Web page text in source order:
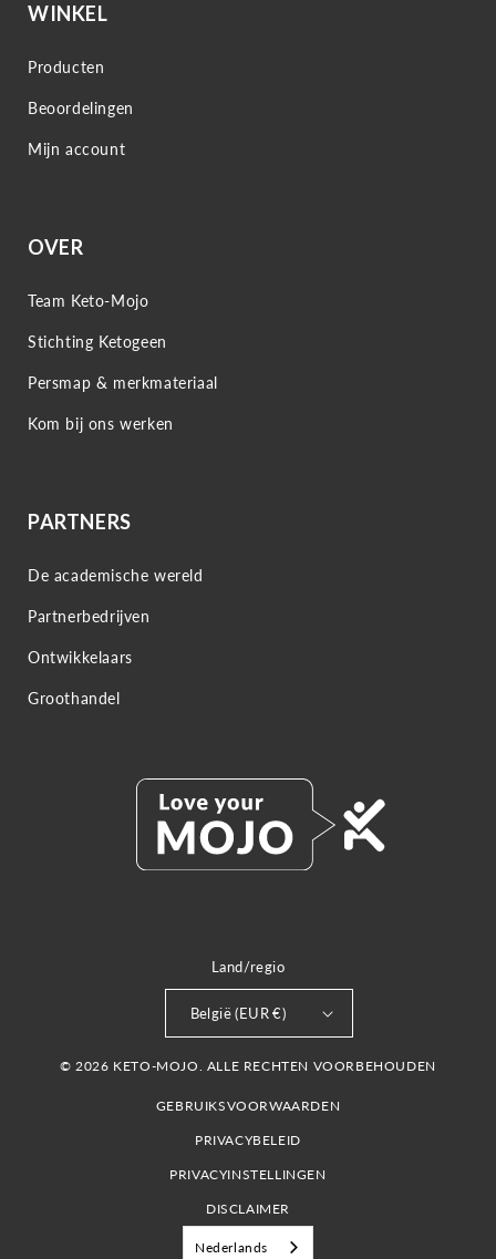
WINKEL
Producten
Beoordelingen
Mijn account
OVER
Team Keto-Mojo
Stichting Ketogeen
Persmap & merkmateriaal
Kom bij ons werken
PARTNERS
De academische wereld
Partnerbedrijven
Ontwikkelaars
Groothandel
Land/regio
België (EUR €)
© 2026 KETO-MOJO. ALLE RECHTEN VOORBEHOUDEN
GEBRUIKSVOORWAARDEN
PRIVACYBELEID
PRIVACYINSTELLINGEN
DISCLAIMER
Nederlands